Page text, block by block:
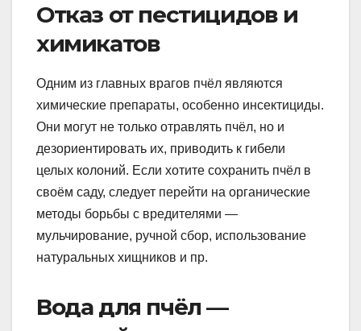
Отказ от пестицидов и
химикатов
Одним из главных врагов пчёл являются
химические препараты, особенно инсектициды.
Они могут не только отравлять пчёл, но и
дезориентировать их, приводить к гибели
целых колоний. Если хотите сохранить пчёл в
своём саду, следует перейти на органические
методы борьбы с вредителями —
мульчирование, ручной сбор, использование
натуральных хищников и пр.
Вода для пчёл —